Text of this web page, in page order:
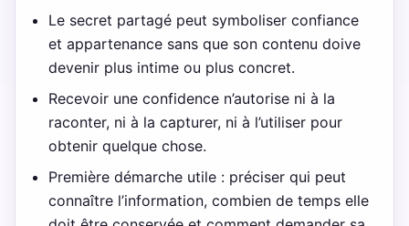
Le secret partagé peut symboliser confiance
et appartenance sans que son contenu doive
devenir plus intime ou plus concret.
Recevoir une confidence n’autorise ni à la
raconter, ni à la capturer, ni à l’utiliser pour
obtenir quelque chose.
Première démarche utile : préciser qui peut
connaître l’information, combien de temps elle